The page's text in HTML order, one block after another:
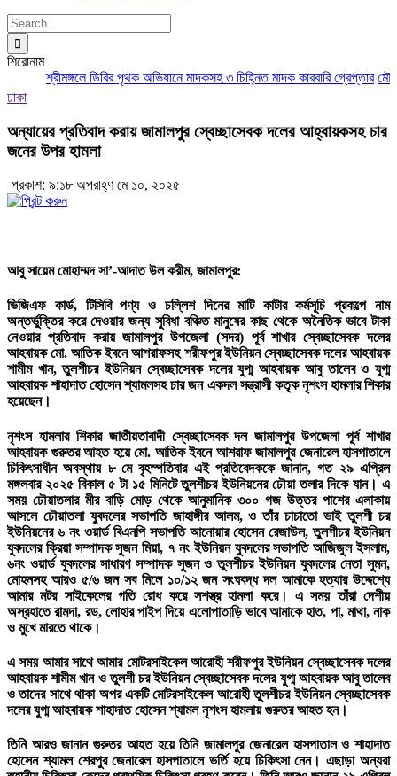
Search
for:
শিরোনাম
শ্রীমঙ্গলে ডিবির পৃথক অভিযানে মাদকসহ ৩ চিহ্নিত মাদক কারবারি গ্রেপ্তার
ঢাকা
অন্যায়ের প্রতিবাদ করায় জামালপুর স্বেচ্ছাসেবক দলের আহ্বায়কসহ চার
জনের উপর হামলা
প্রকাশ: ৯:১৮ অপরাহ্ণ মে ১০, ২০২৫
আবু সায়েম মোহাম্মদ সা’-আদাত উল করীম, জামালপুর:
ভিজিএফ কার্ড, টিসিবি পণ্য ও চল্লিশ দিনের মাটি কাটার কর্মসূচি প্রকল্পে নাম
অন্তর্ভুক্তির করে দেওয়ার জন্য সুবিধা বঞ্চিত মানুষের কাছ থেকে অনৈতিক ভাবে টাকা
নেওয়ার প্রতিবাদ করায় জামালপুর উপজেলা (সদর) পূর্ব শাখার স্বেচ্ছাসেবক দলের
আহবায়ক মো. আতিক ইবনে আশরাফসহ শরীফপুর ইউনিয়ন স্বেচ্ছাসেবক দলের আহবায়ক
শামীম খান,তুলশীচর ইউনিয়ন স্বেচ্ছাসেবক দলের যুগ্ম আহবায়ক আবু তালেব ও যুগ্ম
আহবায়ক শাহাদাত হোসেন শ্যামলসহ চার জন একদল সন্ত্রাসী কতৃক নৃশংস হামলার শিকার
হয়েছেন।
নৃশংস হামলার শিকার জাতীয়তাবাদী স্বেচ্ছাসেবক দল জামালপুর উপজেলা পূর্ব শাখার
আহবায়ক গুরুতর আহত হয়ে মো. আতিক ইবনে আশরাফ জামালপুর জেনারেল হাসপাতালে
চিকিৎসাধীন অবস্থায় ৮ মে বৃহস্পতিবার এই প্রতিবেদককে জানান, গত ২৯ এপ্রিল
মঙ্গলবার ২০২৫ বিকাল ৫ টা ১৫ মিনিটে তুলশীচর ইউনিয়নের ঢৌয়া তলার দিকে যান। এ
সময় ঢৌয়াতলার মীর বাড়ি মোড় থেকে আনুমানিক ৩০০ গজ উত্তর পাশের এলাকায়
আসলে ঢৌয়াতলা যুবদলের সভাপতি জাহাঙ্গীর আলম, ও তাঁর চাচাতো ভাই তুলশী চর
ইউনিয়নের ৬ নং ওয়ার্ড বিএনপি সভাপতি আনোয়ার হোসেন রেজাউল, তুলশীচর ইউনিয়ন
যুবদলের ক্রিয়া সম্পাদক সুজন মিয়া, ৭ নং ইউনিয়ন যুবদলের সভাপতি আজিজুল ইসলাম,
৬নং ওয়ার্ড যুবদলের সাধারণ সম্পাদক সুজন ও তুলশীচর ইউনিয়ন যুবদলের নেতা সুমন,
মোহনসহ আরও ৫/৬ জন সব মিলে ১০/১২ জন সংঘবদ্ধ দল আমাকে হত্যার উদ্দেশ্যে
আমার মটর সাইকেলের গতি রোধ করে সশস্ত্র হামলা করে। এ সময় তাঁরা দেশীয়
অস্রহাতে রামদা, রড, লোহার পাইপ দিয়ে এলোপাতাড়ি ভাবে আমাকে হাত, পা, মাথা, নাক
ও মুখে মারতে থাকে।
এ সময় আমার সাথে আমার মোটরসাইকেল আরোহী শরীফপুর ইউনিয়ন স্বেচ্ছাসেবক দলের
আহবায়ক শামীম খান ও তুলশী চর ইউনিয়ন স্বেচ্ছাসেবক দলের যুগ্ম আহবায়ক আবু তালেব
ও তাদের সাথে থাকা অপর একটি মোটরসাইকেল আরোহী তুলশীচর ইউনিয়ন স্বেচ্ছাসেবক
দলের যুগ্ম আহবায়ক শাহাদাত হোসেন শ্যামল নৃশংস হামলায় গুরুতর আহত হন।
তিনি আরও জানান গুরুতর আহত হয়ে তিনি জামালপুর জেনারেল হাসপাতাল ও শাহাদাত
হোসেন শ্যামল শেরপুর জেনারেল হাসপাতালে ভর্তি হয়ে চিকিৎসা নেন। এছাড়া অন্যরা